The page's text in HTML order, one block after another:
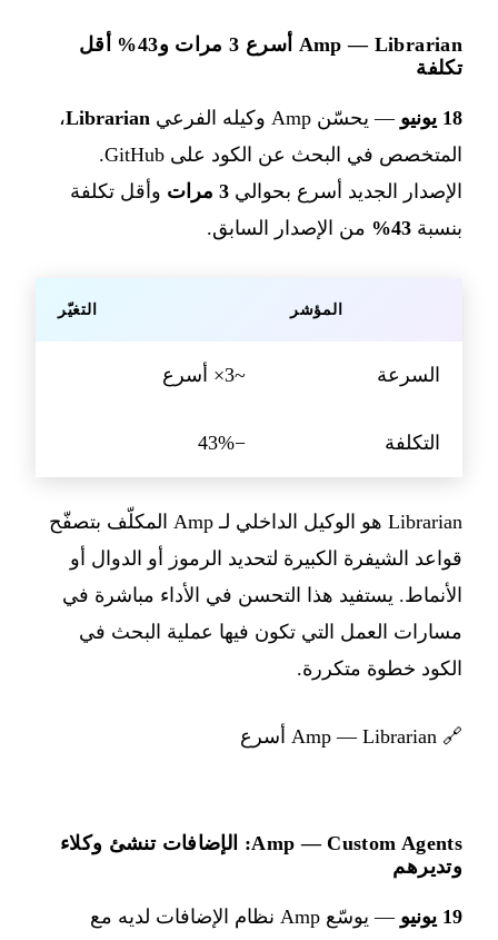
Amp — Librarian أسرع 3 مرات و43% أقل
تكلفة
18 يونيو — يحسّن Amp وكيله الفرعي Librarian،
المتخصص في البحث عن الكود على GitHub.
الإصدار الجديد أسرع بحوالي 3 مرات
وأقل تكلفة
بنسبة 43% من الإصدار السابق.
المؤشر التغيّر
السرعة ~3× أسرع
التكلفة −43%
Librarian هو الوكيل الداخلي لـ Amp المكلّف بتصفّح
قواعد الشيفرة الكبيرة لتحديد الرموز أو الدوال أو
الأنماط. يستفيد هذا التحسن في الأداء مباشرة في
مسارات العمل التي تكون فيها عملية البحث في
الكود خطوة متكررة.
🔗 Amp — Librarian أسرع
Amp — Custom Agents: الإضافات تنشئ وكلاء
وتديرهم
19 يونيو
— يوسّع Amp نظام الإضافات لديه مع